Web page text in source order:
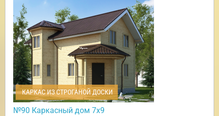
КАРКАС ИЗ СТРОГАНОЙ ДОСКИ
№90 Каркасный дом 7х9